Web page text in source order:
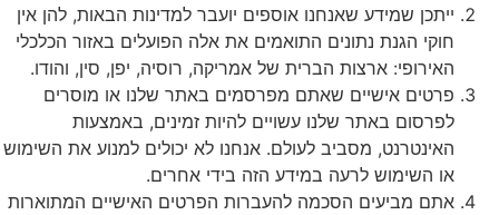
ייתכן שמידע שאנחנו אוספים יועבר למדינות הבאות, להן אין
חוקי הגנת נתונים התואמים את אלה הפועלים באזור הכלכלי
האירופי: ארצות הברית של אמריקה, רוסיה, יפן, סין, והודו.
פרטים אישיים שאתם מפרסמים באתר שלנו או מוסרים
לפרסום באתר שלנו עשויים להיות זמינים, באמצעות
האינטרנט, מסביב לעולם. אנחנו לא יכולים למנוע את השימוש
או השימוש לרעה במידע הזה בידי אחרים.
אתם מביעים הסכמה להעברות הפרטים האישיים המתוארות